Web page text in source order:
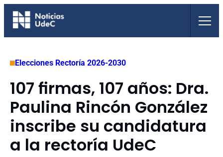
Saltar
Elecciones Rectoría 2026-2030
107 firmas, 107 años: Dra.
Paulina Rincón González
inscribe su candidatura
a la rectoría UdeC